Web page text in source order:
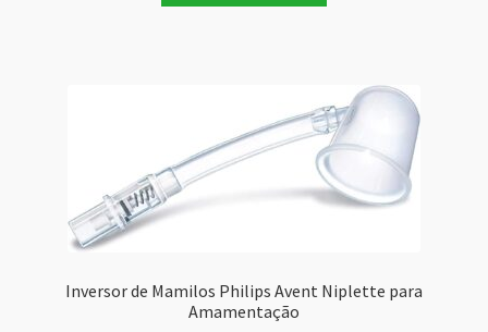
Inversor de Mamilos Philips Avent Niplette para
Amamentação